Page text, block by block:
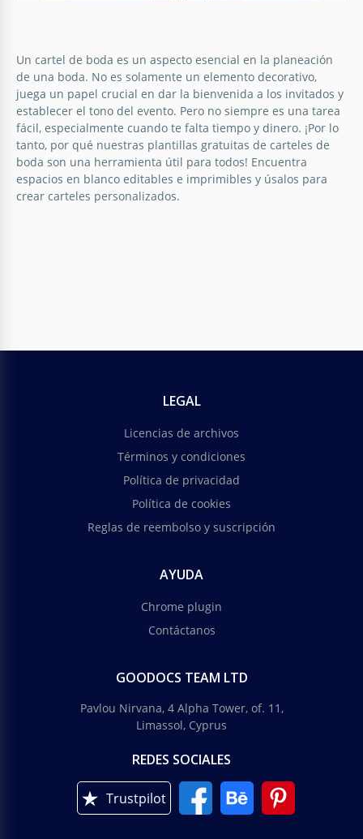
vibrante y festiva que añade un toque festivo a
Un cartel de boda es un aspecto esencial en la planeación
de una boda. No es solamente un elemento decorativo,
juega un papel crucial en dar la bienvenida a los invitados y
establecer el tono del evento. Pero no siempre es una tarea
fácil, especialmente cuando te falta tiempo y dinero. ¡Por lo
tanto, por qué nuestras plantillas gratuitas de carteles de
boda son una herramienta útil para todos! Encuentra
espacios en blanco editables e imprimibles y úsalos para
crear carteles personalizados.
LEGAL
Licencias de archivos
Términos y condiciones
Política de privacidad
Política de cookies
Reglas de reembolso y suscripción
AYUDA
Chrome plugin
Contáctanos
GOODOCS TEAM LTD
Pavlou Nirvana, 4 Alpha Tower, of. 11,
Limassol, Cyprus
REDES SOCIALES
Trustpilot